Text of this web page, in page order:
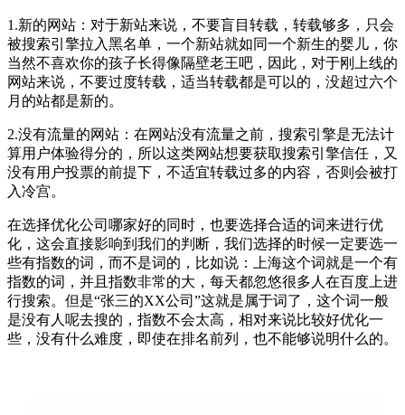
1.新的网站：对于新站来说，不要盲目转载，转载够多，只会
被搜索引擎拉入黑名单，一个新站就如同一个新生的婴儿，你
当然不喜欢你的孩子长得像隔壁老王吧，因此，对于刚上线的
网站来说，不要过度转载，适当转载都是可以的，没超过六个
月的站都是新的。
2.没有流量的网站：在网站没有流量之前，搜索引擎是无法计
算用户体验得分的，所以这类网站想要获取搜索引擎信任，又
没有用户投票的前提下，不适宜转载过多的内容，否则会被打
入冷宫。
在选择优化公司哪家好的同时，也要选择合适的词来进行优
化，这会直接影响到我们的判断，我们选择的时候一定要选一
些有指数的词，而不是词的，比如说：上海这个词就是一个有
指数的词，并且指数非常的大，每天都忽悠很多人在百度上进
行搜索。但是“张三的XX公司”这就是属于词了，这个词一般
是没有人呢去搜的，指数不会太高，相对来说比较好优化一
些，没有什么难度，即使在排名前列，也不能够说明什么的。